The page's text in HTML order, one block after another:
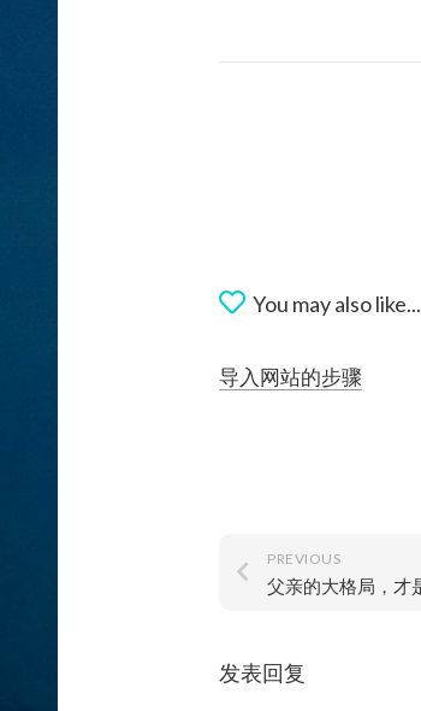
You may also like...
导入网站的步骤
PREVIOUS
发表回复